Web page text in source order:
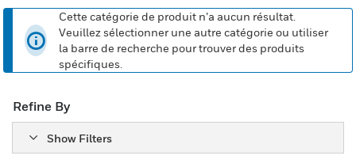
Cette catégorie de produit n’a aucun résultat.
Veuillez sélectionner une autre catégorie ou utiliser
la barre de recherche pour trouver des produits
spécifiques.
Refine By
Show Filters